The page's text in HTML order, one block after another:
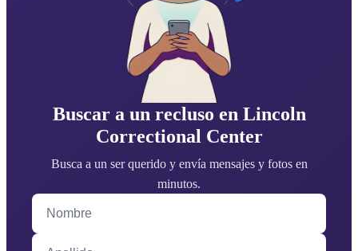
Buscar a un recluso en Lincoln
Correctional Center
Busca a un ser querido y envía mensajes y fotos en
minutos.
Nombre
Apellido